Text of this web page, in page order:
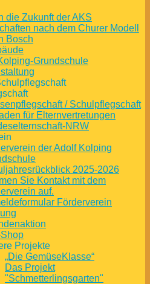
die Zukunft der AKS
nach dem Churer Modell
Bosch
Grundschule
/ Schulpflegschaft
für Elternvertretungen
NRW
der Adolf Kolping
2025-2026
Sie Kontakt mit dem
auf.
Förderverein
Projekte
„Die GemüseKlasse“
Das Projekt
"Schmetterlingsgarten"